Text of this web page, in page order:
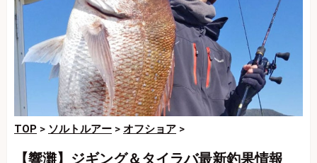
TOP > ソルトルアー > オフショア >
【響灘】ジギング＆タイラバ最新釣果情報